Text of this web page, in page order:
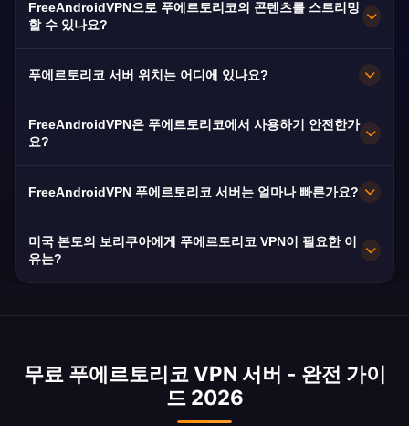
무료입니다. 미국 본토에 있는 580만 보리쿠아에
FreeAndroidVPN으로 푸에르토리코의 콘텐츠를 스트리밍
할 수 있나요?
최적화되어 원활한 보리쿠아 스트리밍을 제공합니
푸에르토리코 서버 위치는 어디에 있나요?
바야몬, 폰세에 여러 고속 서버를 유지합니다. 모든
니다. 앱에서 원하는 푸에르토리코 도시를 선택하
FreeAndroidVPN은 푸에르토리코에서 사용하기 안전한가
요?
용합니다. 카리브해 VPN 보호와 함께 미국 표준
FreeAndroidVPN 푸에르토리코 서버는 얼마나 빠른가요?
80Mbps 속도와 Liberty 및 Claro PR 광섬유가 강
미국 본토의 보리쿠아에게 푸에르토리코 VPN이 필요한 이
유는?
제한된 WAPA, BSN 농구, Instituto de Cultura 콘
결을 위해 산후안 IP를 즉시 제공합니다.
무료 푸에르토리코 VPN 서버 - 완전 가이
드 2026